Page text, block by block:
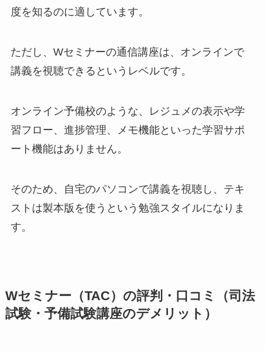
度を知るのに適しています。
ただし、Wセミナーの通信講座は、オンラインで
講義を視聴できるというレベルです。
オンライン予備校のような、レジュメの表示や学
習フロー、進捗管理、メモ機能といった学習サポ
ート機能はありません。
そのため、自宅のパソコンで講義を視聴し、テキ
ストは製本版を使うという勉強スタイルになりま
す。
Wセミナー（TAC）の評判・口コミ（司法
試験・予備試験講座のデメリット）